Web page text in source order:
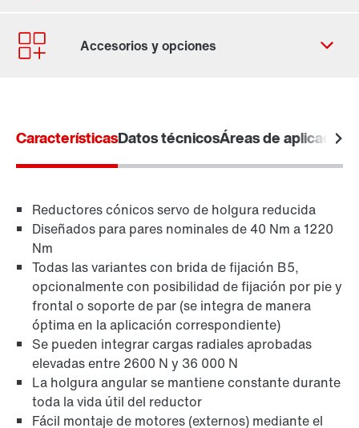
Contacto
Lugares mundiales
Protección de superficies y anticorrosión
CaracterísticasDatos técnicosÁreas de aplicación
Reductores cónicos servo de holgura reducida
Diseñados para pares nominales de 40 Nm a 1220
Nm
Todas las variantes con brida de fijación B5,
opcionalmente con posibilidad de fijación por pie y
frontal o soporte de par (se integra de manera
óptima en la aplicación correspondiente)
Se pueden integrar cargas radiales aprobadas
elevadas entre 2600 N y 36 000 N
La holgura angular se mantiene constante durante
toda la vida útil del reductor
Fácil montaje de motores (externos) mediante el